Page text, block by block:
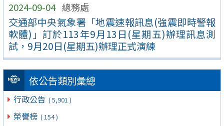
2024-09-04 總務處
交通部中央氣象署「地震速報訊息(強震即時警報
軟體)」訂於113年9月13日(星期五)辦理訊息測
試，9月20日(星期五)辦理正式演練
依公告類別彙總
行政公告 ( 5,901 )
榮譽榜 ( 154 )